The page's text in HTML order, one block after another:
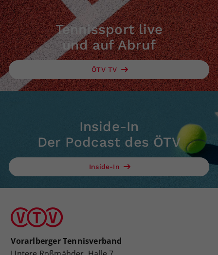
Tennissport live
und auf Abruf
ÖTV TV
Inside-In
Der Podcast des ÖTV
Inside-In
Vorarlberger Tennisverband